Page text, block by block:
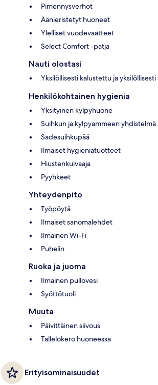
Pimennysverhot
Äänieristetyt huoneet
Ylelliset vuodevaatteet
Select Comfort -patja
Nauti olostasi
Yksilöllisesti kalustettu ja
Henkilökohtainen hygienia
Yksityinen kylpyhuone
Suihkun ja kylpyammeen yhdistelmä
Sadesuihkupää
Ilmaiset hygieniatuotteet
Hiustenkuivaaja
Pyyhkeet
Yhteydenpito
Työpöytä
Ilmaiset sanomalehdet
Ilmainen Wi-Fi
Puhelin
Ruoka ja juoma
Ilmainen pullovesi
Syöttötuoli
Muuta
Päivittäinen siivous
Tallelokero huoneessa
Erityisominaisuudet